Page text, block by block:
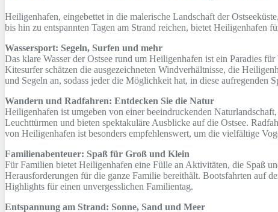
Heiligenhafen, eingebettet in die malerische Landschaft der
bis hin zu entspannten Tagen am Strand reichen, bietet Heiligenhafen
Wassersport: Segeln, Surfen und mehr
Das klare Wasser der Ostsee rund um Heiligenhafen ist ein Paradies
Kitesurfer schätzen die ausgezeichneten Windverhältnisse, die
und Segeln an, sodass jeder die Möglichkeit hat, in diese aufregenden
Wandern und Radfahren: Entdecken Sie die Natur
Heiligenhafen ist umgeben von einer beeindruckenden
Leuchttürmen und bieten spektakuläre Ausblicke auf die Ostsee.
von Heiligenhafen ist besonders empfehlenswert, um die vielfältige
Familienabenteuer: Spaß für Groß und Klein
Für Familien bietet Heiligenhafen eine Fülle an Aktivitäten, die Spaß
Herausforderungen für die ganze Familie bereithält. Bootsfahrten auf
Highlights für einen unvergesslichen Familientag.
Entspannung am Strand: Sonne, Sand und Meer